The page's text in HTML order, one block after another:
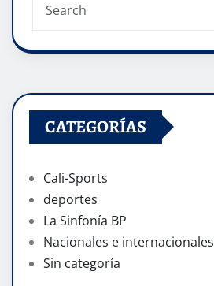
CATEGORÍAS
Cali-Sports
deportes
La Sinfonía BP
Nacionales e internacionales
Sin categoría